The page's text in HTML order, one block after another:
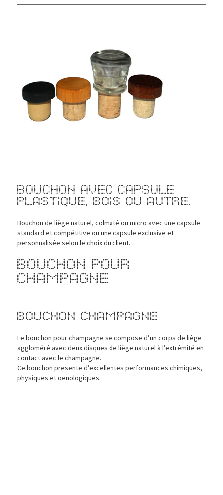
Bouchon avec capsule
plastique, bois ou autre.
Bouchon de liège naturel, colmaté ou micro avec une capsule
standard et compétitive ou une capsule exclusive et
personnalisée selon le choix du client.
BOUCHON POUR
CHAMPAGNE
Bouchon champagne
Le bouchon pour champagne se compose d’un corps de liège
aggloméré avec deux disques de liège naturel à l’extrémité en
contact avec le champagne.
Ce bouchon presente d’excellentes performances chimiques,
physiques et oenologiques.